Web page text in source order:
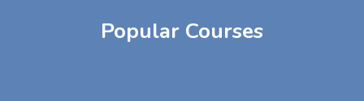
Popular Courses